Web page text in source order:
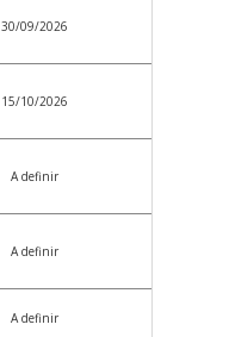
30/09/2026
15/10/2026
A definir
A definir
A definir